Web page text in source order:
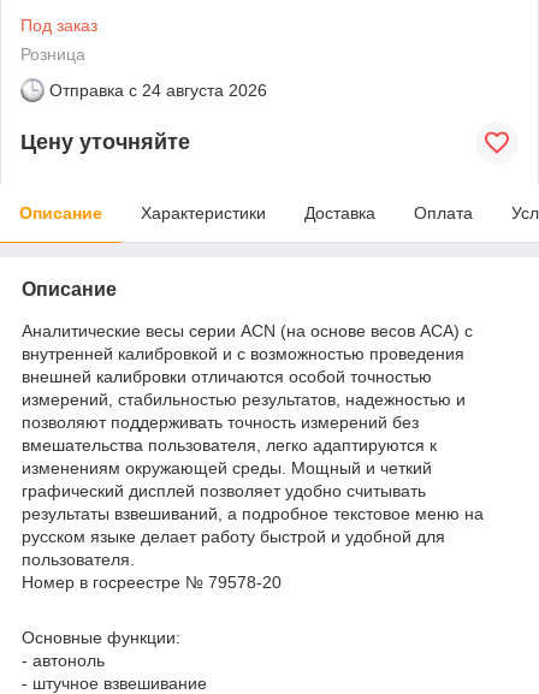
Под заказ
Розница
Отправка с 24 августа 2026
Цену уточняйте
Описание Характеристики Доставка Оплата
Описание
Аналитические весы серии ACN (на основе весов ACA) с
внутренней калибровкой и с возможностью проведения
внешней калибровки отличаются особой точностью
измерений, стабильностью результатов, надежностью и
позволяют поддерживать точность измерений без
вмешательства пользователя, легко адаптируются к
изменениям окружающей среды. Мощный и четкий
графический дисплей позволяет удобно считывать
результаты взвешиваний, а подробное текстовое меню на
русском языке делает работу быстрой и удобной для
пользователя.
Номер в госреестре № 79578-20
Основные функции:
- автоноль
- штучное взвешивание